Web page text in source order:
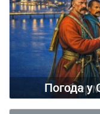
Погода у